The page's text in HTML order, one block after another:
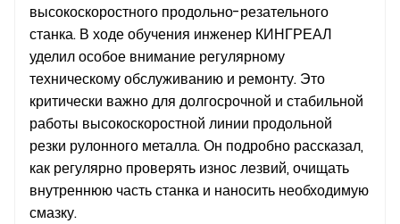
высокоскоростного продольно-резательного
станка. В ходе обучения инженер КИНГРЕАЛ
уделил особое внимание регулярному
техническому обслуживанию и ремонту. Это
критически важно для долгосрочной и стабильной
работы высокоскоростной линии продольной
резки рулонного металла. Он подробно рассказал,
как регулярно проверять износ лезвий, очищать
внутреннюю часть станка и наносить необходимую
смазку.